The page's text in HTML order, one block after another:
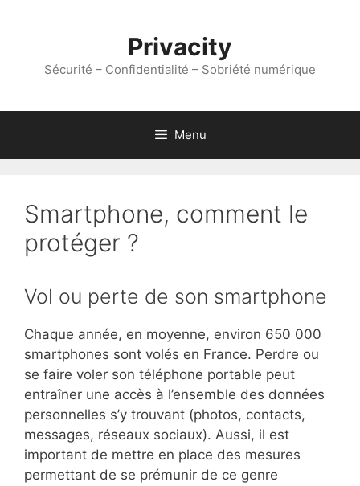
Privacity
Sécurité – Confidentialité – Sobriété numérique
Menu
Smartphone, comment le
protéger ?
Vol ou perte de son smartphone
Chaque année, en moyenne, environ 650 000
smartphones sont volés en France. Perdre ou
se faire voler son téléphone portable peut
entraîner une accès à l’ensemble des données
personnelles s’y trouvant (photos, contacts,
messages, réseaux sociaux). Aussi, il est
important de mettre en place des mesures
permettant de se prémunir de ce genre